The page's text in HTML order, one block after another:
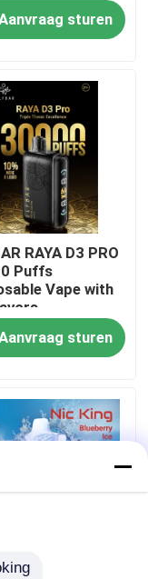
sturen
RAYA D3 PRO
Puffs
Vape with
sturen
NICKING